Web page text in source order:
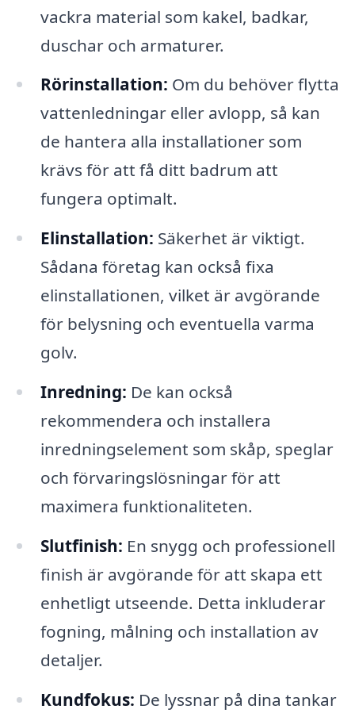
vackra material som kakel, badkar,
duschar och armaturer.
Rörinstallation: Om du behöver flytta
vattenledningar eller avlopp, så kan
de hantera alla installationer som
krävs för att få ditt badrum att
fungera optimalt.
Elinstallation: Säkerhet är viktigt.
Sådana företag kan också fixa
elinstallationen, vilket är avgörande
för belysning och eventuella varma
golv.
Inredning: De kan också
rekommendera och installera
inredningselement som skåp, speglar
och förvaringslösningar för att
maximera funktionaliteten.
Slutfinish: En snygg och professionell
finish är avgörande för att skapa ett
enhetligt utseende. Detta inkluderar
fogning, målning och installation av
detaljer.
Kundfokus: De lyssnar på dina tankar